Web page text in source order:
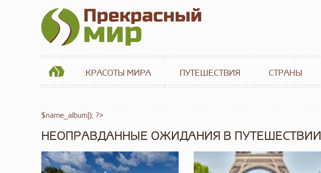
КРАСОТЫ МИРА ПУТЕШЕСТВИЯ СТРАНЫ
$name_album]); ?>
НЕОПРАВДАННЫЕ ОЖИДАНИЯ В ПУТЕШЕСТВИИ